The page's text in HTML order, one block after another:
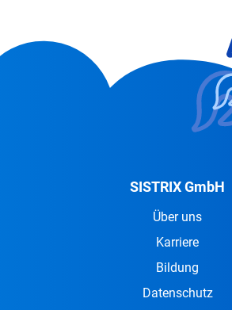
SISTRIX GmbH
Über uns
Karriere
Bildung
Datenschutz